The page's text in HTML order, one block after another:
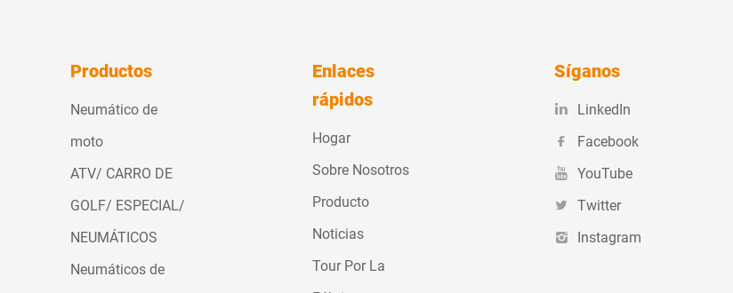
Productos
Neumático de
moto
ATV/ CARRO DE
GOLF/ ESPECIAL/
NEUMÁTICOS
Neumáticos de
Enlaces
rápidos
Hogar
Sobre Nosotros
Producto
Noticias
Tour Por La
Síganos
LinkedIn
Facebook
YouTube
Twitter
Instagram